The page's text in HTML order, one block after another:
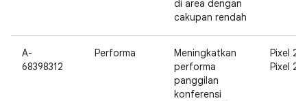
di area dengan
cakupan rendah
A-
68398312
Performa
Meningkatkan
performa
panggilan
konferensi
Pixel 2,
Pixel 2